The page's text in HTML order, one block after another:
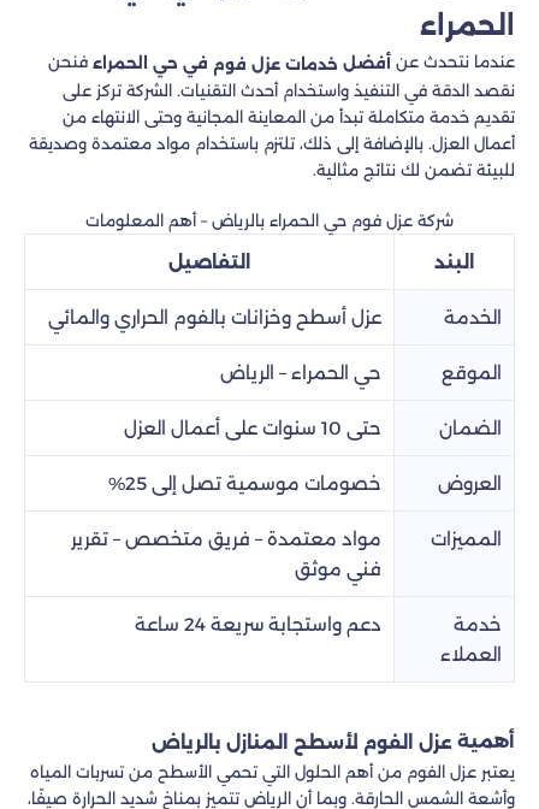
الحمراء
عندما نتحدث عن أفضل خدمات عزل فوم في حي الحمراء فنحن
نقصد الدقة في التنفيذ واستخدام أحدث التقنيات. الشركة تركز على
تقديم خدمة متكاملة تبدأ من المعاينة المجانية وحتى الانتهاء من
أعمال العزل. بالإضافة إلى ذلك، تلتزم باستخدام مواد معتمدة وصديقة
للبيئة تضمن لك نتائج مثالية.
شركة عزل فوم حي الحمراء بالرياض – أهم المعلومات
البند التفاصيل
الخدمة عزل أسطح وخزانات بالفوم الحراري والمائي
الموقع حي الحمراء – الرياض
الضمان حتى 10 سنوات على أعمال العزل
العروض خصومات موسمية تصل إلى 25%
المميزات
مواد معتمدة – فريق متخصص – تقرير
فني موثق
خدمة
العملاء
دعم واستجابة سريعة 24 ساعة
أهمية عزل الفوم لأسطح المنازل بالرياض
يعتبر عزل الفوم من أهم الحلول التي تحمي الأسطح من تسربات المياه
وأشعة الشمس الحارقة. وبما أن الرياض تتميز بمناخ شديد الحرارة صيفًا،